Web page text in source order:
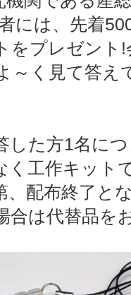
には、先着
をプレゼント
～く見て答え
した方1名に
く工作キット
、配布終了と
合は代替品を